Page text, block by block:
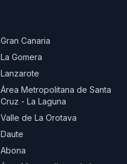
Gran Canaria
La Gomera
Lanzarote
Área Metropolitana de Santa
Cruz - La Laguna
Valle de La Orotava
Daute
Abona